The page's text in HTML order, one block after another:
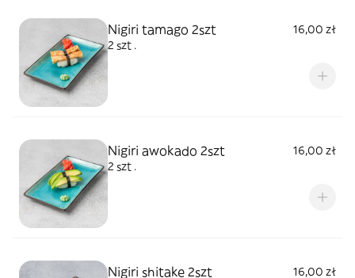
Nigiri tamago 2szt
16,00 zł
2 szt .
Nigiri awokado 2szt
16,00 zł
2 szt .
Nigiri shitake 2szt
16,00 zł